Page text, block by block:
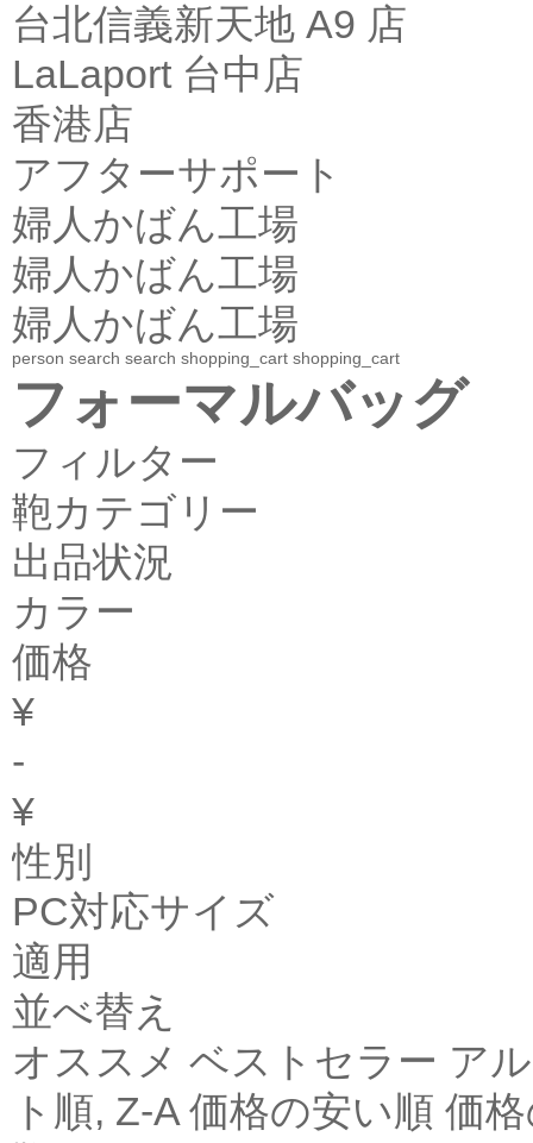
台北信義新天地 A9 店
LaLaport 台中店
香港店
アフターサポート
婦人かばん工場
婦人かばん工場
婦人かばん工場
person search search shopping_cart shopping_cart
フォーマルバッグ
フィルター
鞄カテゴリー
出品状況
カラー
価格
¥
-
¥
性別
PC対応サイズ
適用
並べ替え
オススメ ベストセラー ア
ト順, Z-A 価格の安い順 価